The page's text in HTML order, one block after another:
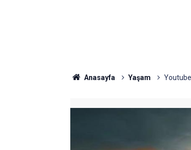
Anasayfa Yaşam Youtube